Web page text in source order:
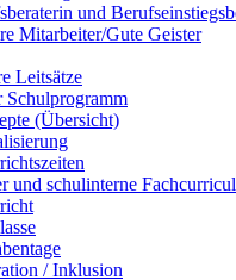
und
Mitarbeiter/Gute Geister
Leitsätze
Schulprogramm
(Übersicht)
und schulinterne
/ Inklusion